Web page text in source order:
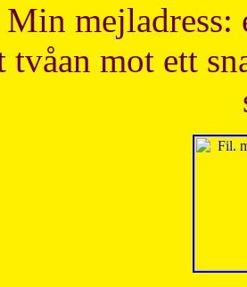
Min mejladress:
mot ett